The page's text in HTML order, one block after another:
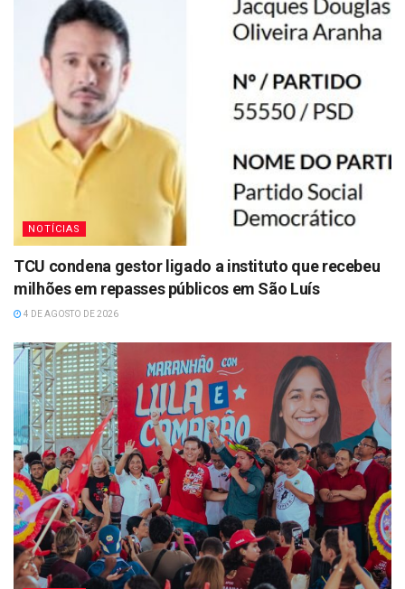
NOTÍCIAS
TCU condena gestor ligado a instituto que recebeu
milhões em repasses públicos em São Luís
4 DE AGOSTO DE 2026